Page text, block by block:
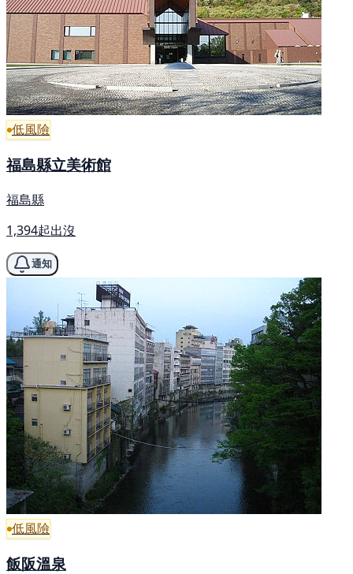
低風險
福島縣立美術館
福島縣
1,394起出沒
通知
低風險
飯阪溫泉